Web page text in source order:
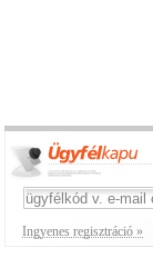
Ingyenes regisztráció »